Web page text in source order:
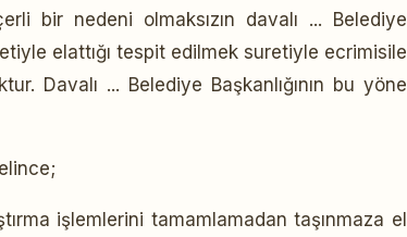
bir nedeni olmaksızın davalı ... Belediye
elattığı tespit edilmek suretiyle ecrimisile
Davalı ... Belediye Başkanlığının bu yöne
işlemlerini tamamlamadan taşınmaza el